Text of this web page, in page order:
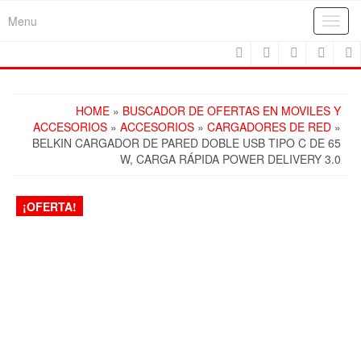
Menu
HOME » BUSCADOR DE OFERTAS EN MOVILES Y
ACCESORIOS » ACCESORIOS » CARGADORES DE RED »
BELKIN CARGADOR DE PARED DOBLE USB TIPO C DE 65
W, CARGA RÁPIDA POWER DELIVERY 3.0
¡OFERTA!